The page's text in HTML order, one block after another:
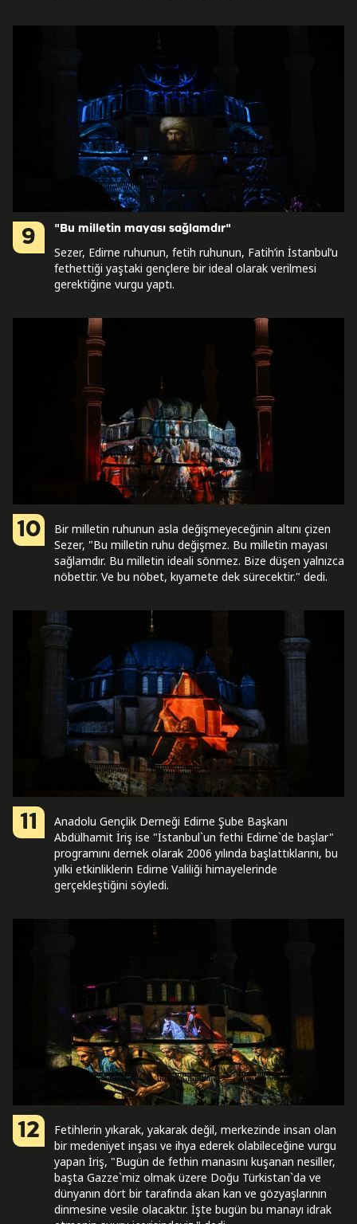
9 "Bu milletin mayası sağlamdır"
Sezer, Edirne ruhunun, fetih ruhunun, Fatih’in İstanbul’u
fethettiği yaştaki gençlere bir ideal olarak verilmesi
gerektiğine vurgu yaptı.
10
Bir milletin ruhunun asla değişmeyeceğinin altını çizen
Sezer, "Bu milletin ruhu değişmez. Bu milletin mayası
sağlamdır. Bu milletin ideali sönmez. Bize düşen yalnızca
nöbettir. Ve bu nöbet, kıyamete dek sürecektir." dedi.
11
Anadolu Gençlik Derneği Edirne Şube Başkanı
Abdülhamit İriş ise "İstanbul`un fethi Edirne`de başlar"
programını dernek olarak 2006 yılında başlattıklarını, bu
yılki etkinliklerin Edirne Valiliği himayelerinde
gerçekleştiğini söyledi.
12
Fetihlerin yıkarak, yakarak değil, merkezinde insan olan
bir medeniyet inşası ve ihya ederek olabileceğine vurgu
yapan İriş, "Bugün de fethin manasını kuşanan nesiller,
başta Gazze`miz olmak üzere Doğu Türkistan`da ve
dünyanın dört bir tarafında akan kan ve gözyaşlarının
dinmesine vesile olacaktır. İşte bugün bu manayı idrak